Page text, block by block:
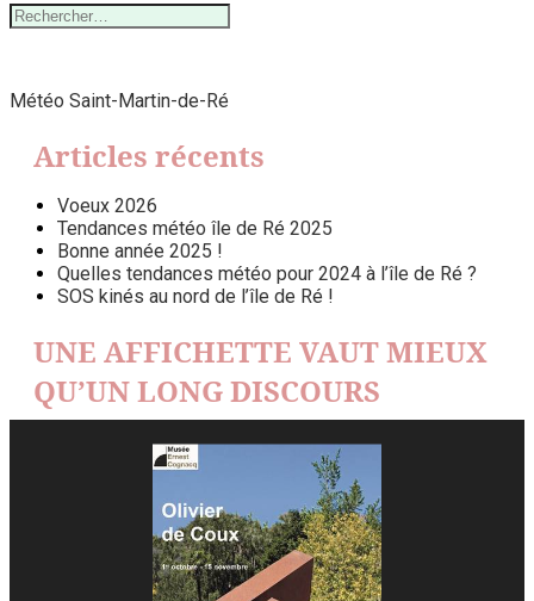
Rechercher :
Météo Saint-Martin-de-Ré
Articles récents
Voeux 2026
Tendances météo île de Ré 2025
Bonne année 2025 !
Quelles tendances météo pour 2024 à l’île de Ré ?
SOS kinés au nord de l’île de Ré !
UNE AFFICHETTE VAUT MIEUX
QU’UN LONG DISCOURS